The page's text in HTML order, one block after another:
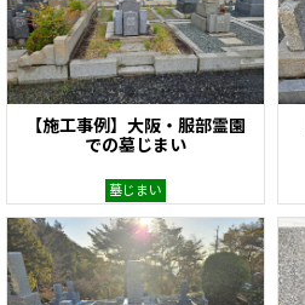
【施工事例】大阪・服部霊園
での墓じまい
墓じまい